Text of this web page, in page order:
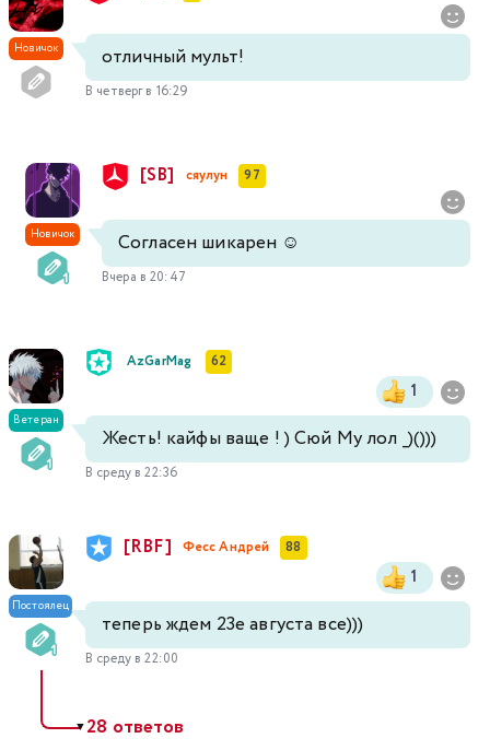
Новичок отличный мульт!
В четверг в 16:29
Новичок
[SB] сяулун 97
Согласен шикарен ☺️
Вчера в 20:47
Ветеран
AzGarMag 62
1
Жесть! кайфы ваще ! ) Сюй Му лол _)()))
В среду в 22:36
Постоялец
[RBF] Фесс Андрей 88
1
теперь ждем 23е августа все)))
В среду в 22:00
▼28 ответов